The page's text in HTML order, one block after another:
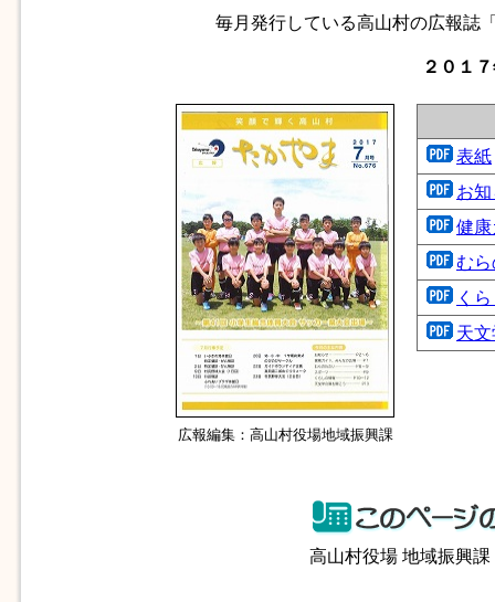
毎月発行している高山村の広報誌
２０１
広報編集：高山村役場地域振興課
表紙
お
健
む
く
天
高山村役場 地域振興